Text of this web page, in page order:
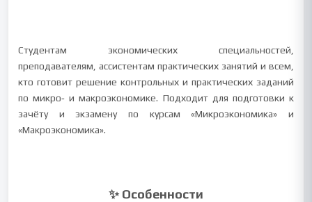
Студентам экономических специальностей,
преподавателям, ассистентам практических занятий и всем,
кто готовит решение контрольных и практических заданий
по микро‑ и макроэкономике. Подходит для подготовки к
зачёту и экзамену по курсам «Микроэкономика» и
«Макроэкономика».
✨ Особенности